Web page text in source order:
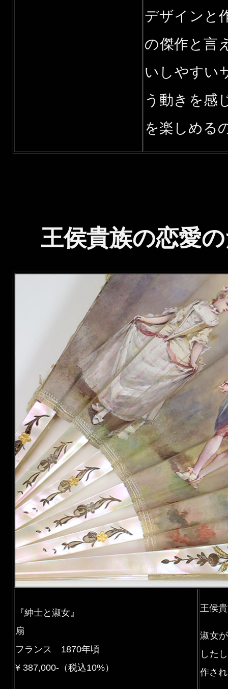
デザインと
の傑作と言
いしやすい
う動きを感
を楽しめる
王侯貴族の恋愛
『紳士と淑女』
扇
フランス 1870年頃
¥ 387,000-（税込10%）
王侯
淑女
した
作さ